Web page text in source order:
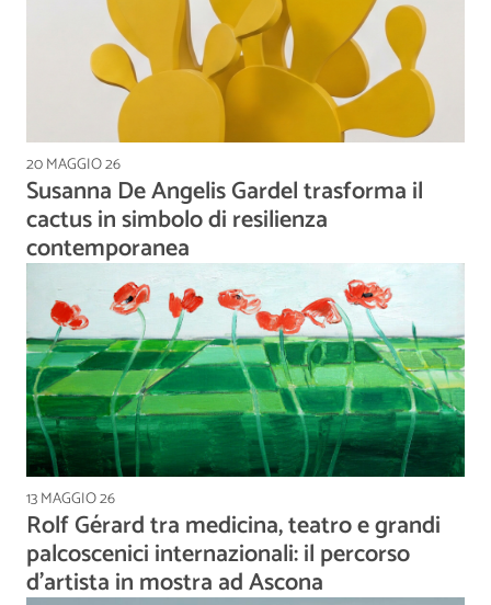
20 MAGGIO 26
Susanna De Angelis Gardel trasforma il
cactus in simbolo di resilienza
contemporanea
13 MAGGIO 26
Rolf Gérard tra medicina, teatro e grandi
palcoscenici internazionali: il percorso
d'artista in mostra ad Ascona